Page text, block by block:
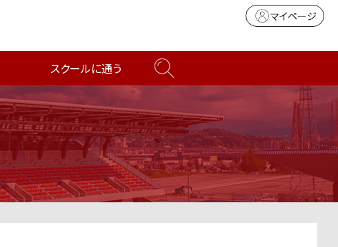
マイページ
スクールに通う